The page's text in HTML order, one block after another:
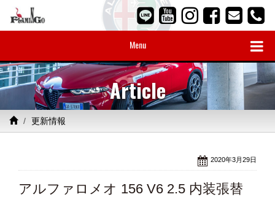
Menu
Article
更新情報
2020年3月29日
アルファロメオ 156 V6 2.5 内装張替